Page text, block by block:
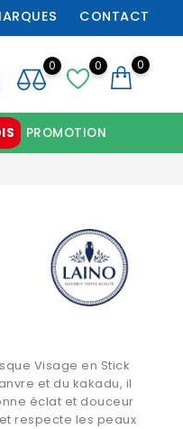
CONTACT
0 0
0
PROMOTION
Visage en Stick
et du kakadu, il
éclat et douceur
respecte les peaux